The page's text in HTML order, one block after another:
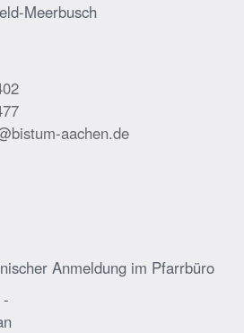
Meerbusch
aachen.de
Anmeldung im Pfarrbüro